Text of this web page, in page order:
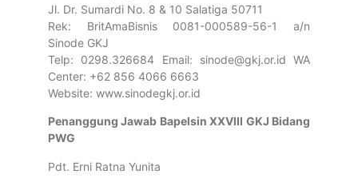
Jl. Dr. Sumardi No. 8 & 10 Salatiga 50711
Rek: BritAmaBisnis 0081-000589-56-1 a/n
Sinode GKJ
Telp: 0298.326684 Email: sinode@gkj.or.id WA
Center: +62 856 4066 6663
Website: www.sinodegkj.or.id
Penanggung Jawab Bapelsin XXVIII GKJ Bidang
PWG
Pdt. Erni Ratna Yunita